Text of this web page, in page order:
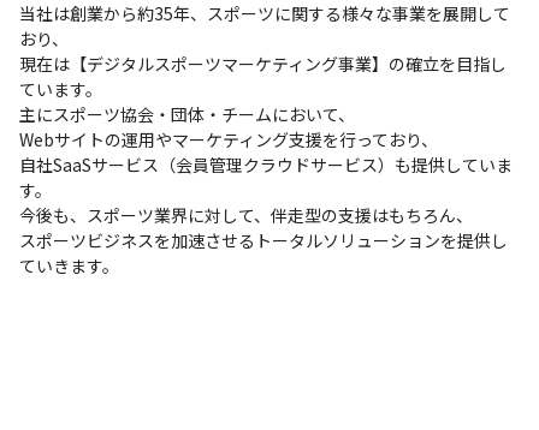
当社は創業から約35年、スポーツに関する様々な事業を展開して
おり、
現在は【デジタルスポーツマーケティング事業】の確立を目指し
ています。
主にスポーツ協会・団体・チームにおいて、
Webサイトの運用やマーケティング支援を行っており、
自社SaaSサービス（会員管理クラウドサービス）も提供していま
す。
今後も、スポーツ業界に対して、伴走型の支援はもちろん、
スポーツビジネスを加速させるトータルソリューションを提供し
ていきます。